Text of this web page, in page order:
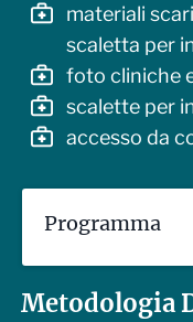
materiali
scaletta per
foto cliniche
scalette per
accesso da
Programma
struttura del
Metodologia